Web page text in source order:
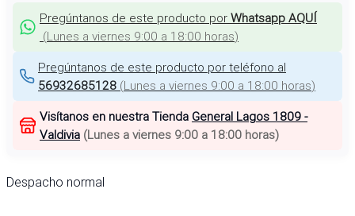
Pregúntanos de este producto por Whatsapp AQUÍ
(Lunes a viernes 9:00 a 18:00 horas)
Pregúntanos de este producto por teléfono al
56932685128 (Lunes a viernes 9:00 a 18:00 horas)
Visítanos en nuestra Tienda General Lagos 1809 -
Valdivia (Lunes a viernes 9:00 a 18:00 horas)
Despacho normal